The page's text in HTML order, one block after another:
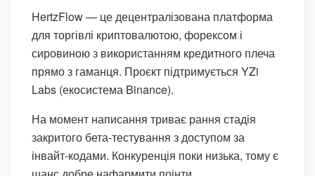
HertzFlow — це децентралізована платформа
для торгівлі криптовалютою, форексом і
сировиною з використанням кредитного плеча
прямо з гаманця. Проєкт підтримується YZi
Labs (екосистема Binance).
На момент написання триває рання стадія
закритого бета-тестування з доступом за
інвайт-кодами. Конкуренція поки низька, тому є